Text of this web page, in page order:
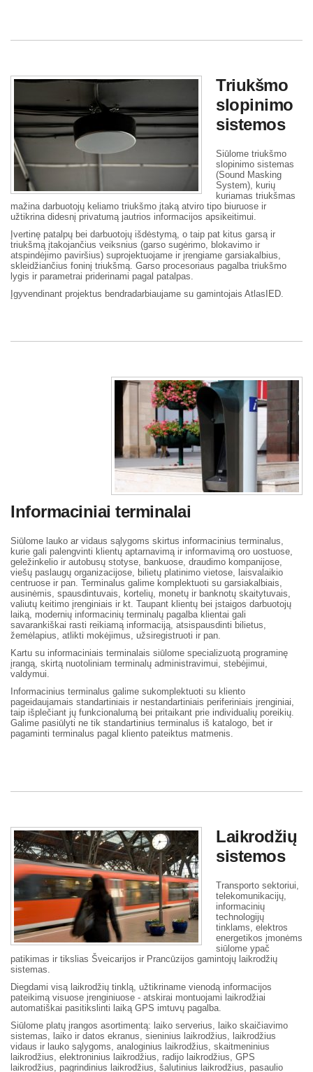
Triukšmo
slopinimo
sistemos
Siūlome triukšmo
slopinimo sistemas
(Sound Masking
System), kurių
kuriamas triukšmas
mažina darbuotojų keliamo triukšmo įtaką atviro tipo biuruose ir
užtikrina didesnį privatumą jautrios informacijos apsikeitimui.
Įvertinę patalpų bei darbuotojų išdėstymą, o taip pat kitus garsą ir
triukšmą įtakojančius veiksnius (garso sugėrimo, blokavimo ir
atspindėjimo paviršius) suprojektuojame ir įrengiame garsiakalbius,
skleidžiančius foninį triukšmą. Garso procesoriaus pagalba triukšmo
lygis ir parametrai priderinami pagal patalpas.
Įgyvendinant projektus bendradarbiaujame su gamintojais AtlasIED.
Informaciniai terminalai
Siūlome lauko ar vidaus sąlygoms skirtus informacinius terminalus,
kurie gali palengvinti klientų aptarnavimą ir informavimą oro uostuose,
geležinkelio ir autobusų stotyse, bankuose, draudimo kompanijose,
viešų paslaugų organizacijose, bilietų platinimo vietose, laisvalaikio
centruose ir pan. Terminalus galime komplektuoti su garsiakalbiais,
ausinėmis, spausdintuvais, kortelių, monetų ir banknotų skaitytuvais,
valiutų keitimo įrenginiais ir kt. Taupant klientų bei įstaigos darbuotojų
laiką, modernių informacinių terminalų pagalba klientai gali
savarankiškai rasti reikiamą informaciją, atsispausdinti bilietus,
žemėlapius, atlikti mokėjimus, užsiregistruoti ir pan.
Kartu su informaciniais terminalais siūlome specializuotą programinę
įrangą, skirtą nuotoliniam terminalų administravimui, stebėjimui,
valdymui.
Informacinius terminalus galime sukomplektuoti su kliento
pageidaujamais standartiniais ir nestandartiniais periferiniais įrenginiai,
taip išplečiant jų funkcionalumą bei pritaikant prie individualių poreikių.
Galime pasiūlyti ne tik standartinius terminalus iš katalogo, bet ir
pagaminti terminalus pagal kliento pateiktus matmenis.
Laikrodžių
sistemos
Transporto sektoriui,
telekomunikacijų,
informacinių
technologijų
tinklams, elektros
energetikos įmonėms
siūlome ypač
patikimas ir tikslias Šveicarijos ir Prancūzijos gamintojų laikrodžių
sistemas.
Diegdami visą laikrodžių tinklą, užtikriname vienodą informacijos
pateikimą visuose įrenginiuose - atskirai montuojami laikrodžiai
automatiškai pasitikslinti laiką GPS imtuvų pagalba.
Siūlome platų įrangos asortimentą: laiko serverius, laiko skaičiavimo
sistemas, laiko ir datos ekranus, sieninius laikrodžius, laikrodžius
vidaus ir lauko sąlygoms, analoginius laikrodžius, skaitmeninius
laikrodžius, elektroninius laikrodžius, radijo laikrodžius, GPS
laikrodžius, pagrindinius laikrodžius, šalutinius laikrodžius, pasaulio